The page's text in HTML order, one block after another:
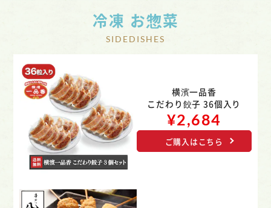
冷凍 お惣菜
横濱一品香
こだわり餃子 36個入り
¥2,684
ご購入はこちら